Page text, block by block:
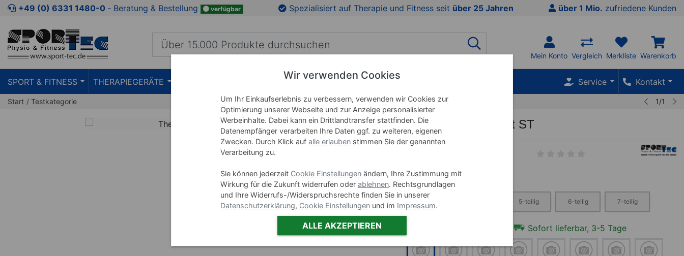
Zum Kaufbereich springen Zur Produktbeschreibung springen Zu den Produktbildern springen
+49 (0) 6331 1480-0 ‐ Beratung & Bestellung verfügbar Spezialisiert auf Therapie und Fitness seit über 25 Jahren über 1 Mio. zufriedene Kunden
Mein Konto Vergleich Merkliste Warenkorb
SPORT & FITNESS THERAPIEGERÄTE LEHRMITTEL WELLNESS Service Kontakt
Start Testkategorie 1/1
Therapieliege Smart ST
Polsterform:
5-teilig 6-teilig 7-teilig
Sofort lieferbar, 3-5 Tage
Wir verwenden Cookies
Um Ihr Einkaufserlebnis zu verbessern, verwenden wir Cookies zur
Optimierung unserer Webseite und zur Anzeige personalisierter
Werbeinhalte. Dabei kann ein Drittlandtransfer stattfinden. Die
Datenempfänger verarbeiten Ihre Daten ggf. zu weiteren, eigenen
Zwecken. Durch Klick auf alle erlaubenstimmen Sie der genannten
Verarbeitung zu.
Sie können jederzeit Cookie Einstellungenändern, Ihre Zustimmung mit
Wirkung für die Zukunft widerrufen oder ablehnen. Rechtsgrundlagen
und Ihre Widerrufs-/Widerspruchsrechte finden Sie in unserer
Datenschutzerklärung, Cookie Einstellungenund im Impressum.
ALLE AKZEPTIEREN